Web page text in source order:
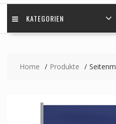
KATEGORIEN
Home Produkte